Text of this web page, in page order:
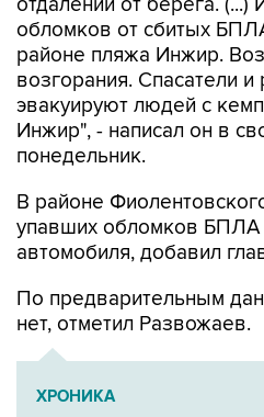
обломков от сбитых
районе пляжа Инжир.
возгорания. Спасатели и
эвакуируют людей с
Инжир", - написал он в
понедельник.
В районе
упавших обломков
автомобиля, добавил
По предварительным
нет, отметил Развожаев.
ХРОНИКА